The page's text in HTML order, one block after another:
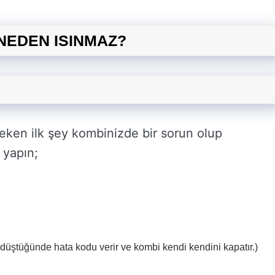
ISINMAZ?
ilk şey kombinizde bir sorun olup
hata kodu verir ve kombi kendi kendini kapatır.)